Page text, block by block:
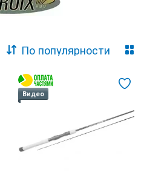
По популярности
Видео